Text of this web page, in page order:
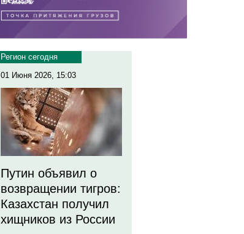
Регион сегодня
01 Июня 2026, 15:03
Путин объявил о
возвращении тигров:
Казахстан получил
хищников из России